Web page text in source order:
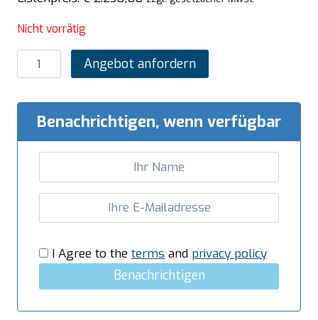
Nicht vorrätig
SARO
Edelstahl-
Schrägdach,
Menge
Angebot anfordern
Benachrichtigen, wenn verfügbar
I Agree to the terms and privacy policy
Benachrichtigen